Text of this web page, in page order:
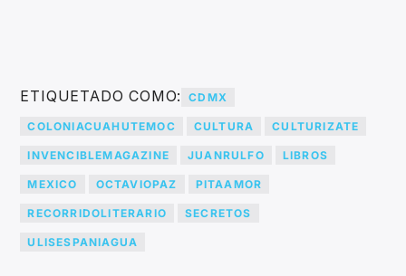
ETIQUETADO COMO: CDMX
COLONIACUAHUTEMOC CULTURA CULTURIZATE
INVENCIBLEMAGAZINE JUANRULFO LIBROS
MEXICO OCTAVIOPAZ PITAAMOR
RECORRIDOLITERARIO SECRETOS
ULISESPANIAGUA